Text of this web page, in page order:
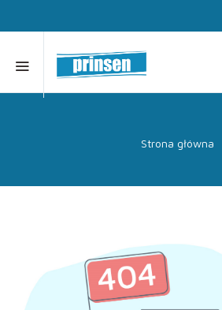
Strona główna